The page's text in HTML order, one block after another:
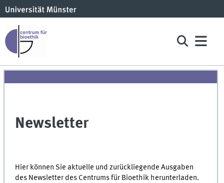
Newsletter
Hier können Sie aktuelle und zurückliegende Ausgaben
des Newsletter des Centrums für Bioethik herunterladen.